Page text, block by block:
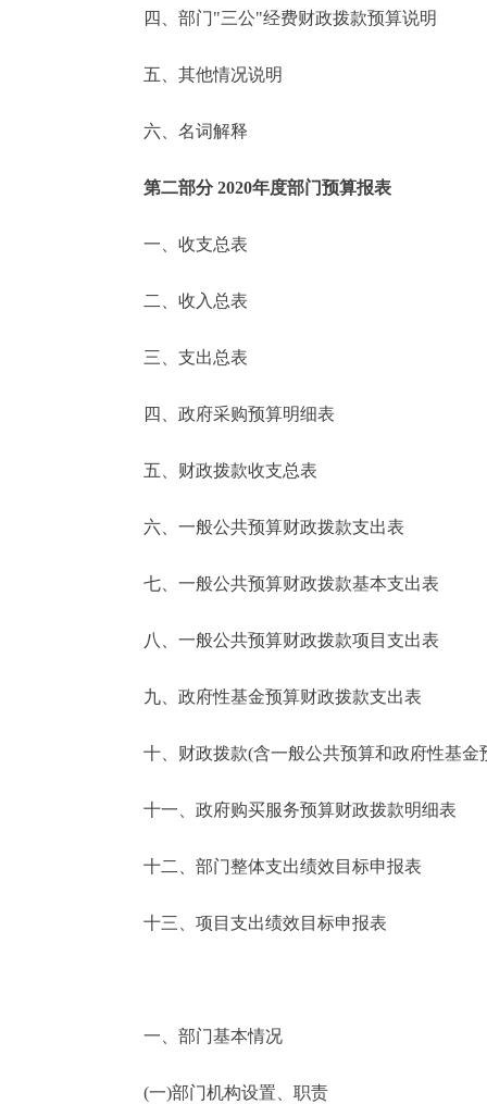
便民服务
中介服务
政民互动
12345网上接诉即办
参与调查
走进北京
北京概况
绿色北京
ENGLISH
四、部门"三公"经费财政拨款预算说明
五、其他情况说明
六、名词解释
第二部分 2020年度部门预算报表
一、收支总表
二、收入总表
三、支出总表
四、政府采购预算明细表
五、财政拨款收支总表
六、一般公共预算财政拨款支出表
七、一般公共预算财政拨款基本支出表
八、一般公共预算财政拨款项目支出表
九、政府性基金预算财政拨款支出表
十、财政拨款(含一般公共预算和政府性基金
十一、政府购买服务预算财政拨款明细表
十二、部门整体支出绩效目标申报表
十三、项目支出绩效目标申报表
一、部门基本情况
(一)部门机构设置、职责